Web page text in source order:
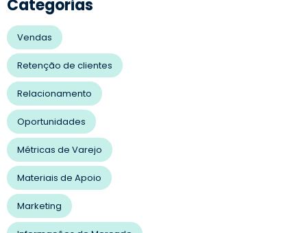
Categorias
Vendas
Retenção de clientes
Relacionamento
Oportunidades
Métricas de Varejo
Materiais de Apoio
Marketing